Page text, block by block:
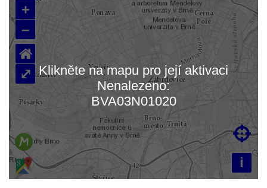
Načítám mapu…
+
–
i

⌂
⤢ Klikněte na mapu pro její aktivaci
Nenalezeno:
BVA03N01020